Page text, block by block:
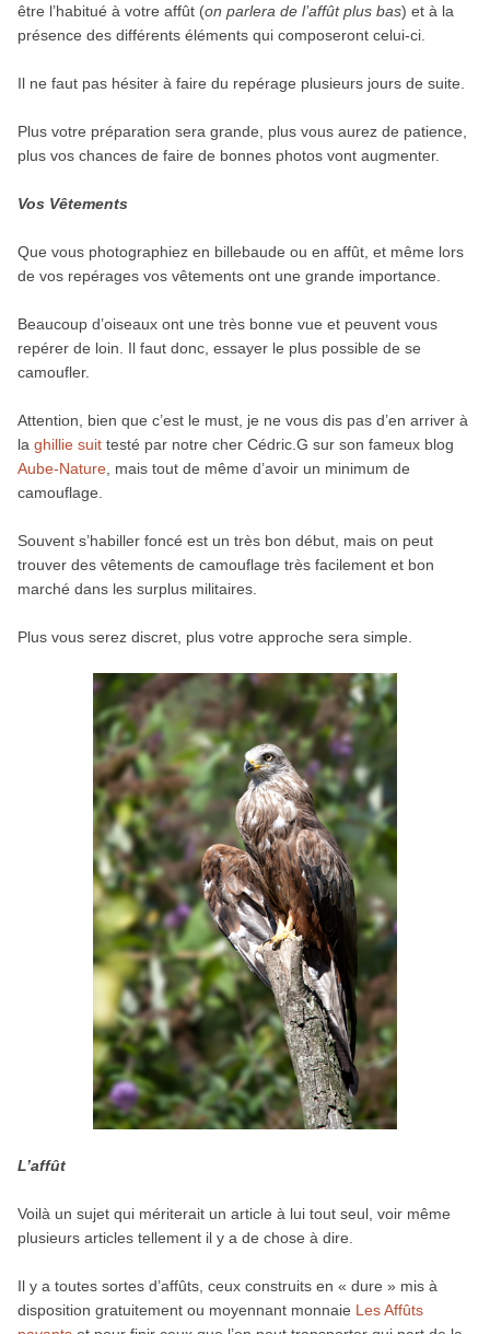
être l’habitué à votre affût (on parlera de l’affût plus bas) et à la
présence des différents éléments qui composeront celui-ci.
Il ne faut pas hésiter à faire du repérage plusieurs jours de suite.
Plus votre préparation sera grande, plus vous aurez de patience,
plus vos chances de faire de bonnes photos vont augmenter.
Vos Vêtements
Que vous photographiez en billebaude ou en affût, et même lors
de vos repérages vos vêtements ont une grande importance.
Beaucoup d’oiseaux ont une très bonne vue et peuvent vous
repérer de loin. Il faut donc, essayer le plus possible de se
camoufler.
Attention, bien que c’est le must, je ne vous dis pas d’en arriver à
la ghillie suittesté par notre cher Cédric.G sur son fameux blog
Aube-Nature, mais tout de même d’avoir un minimum de
camouflage.
Souvent s’habiller foncé est un très bon début, mais on peut
trouver des vêtements de camouflage très facilement et bon
marché dans les surplus militaires.
Plus vous serez discret, plus votre approche sera simple.
L’affût
Voilà un sujet qui mériterait un article à lui tout seul, voir même
plusieurs articles tellement il y a de chose à dire.
Il y a toutes sortes d’affûts, ceux construits en « dure » mis à
disposition gratuitement ou moyennant monnaie Les Affûts